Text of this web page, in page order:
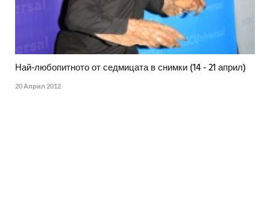
Най-любопитното от седмицата в снимки (14 - 21 април)
20 Април 2012